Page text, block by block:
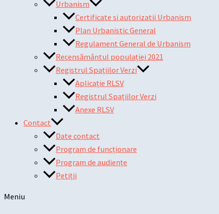
Urbanism
Certificate si autorizatii Urbanism
Plan Urbanistic General
Regulament General de Urbanism
Recensământul populației 2021
Registrul Spațiilor Verzi
Aplicație RLSV
Registrul Spațiilor Verzi
Anexe RLSV
Contact
Date contact
Program de funcționare
Program de audiențe
Petiții
Meniu